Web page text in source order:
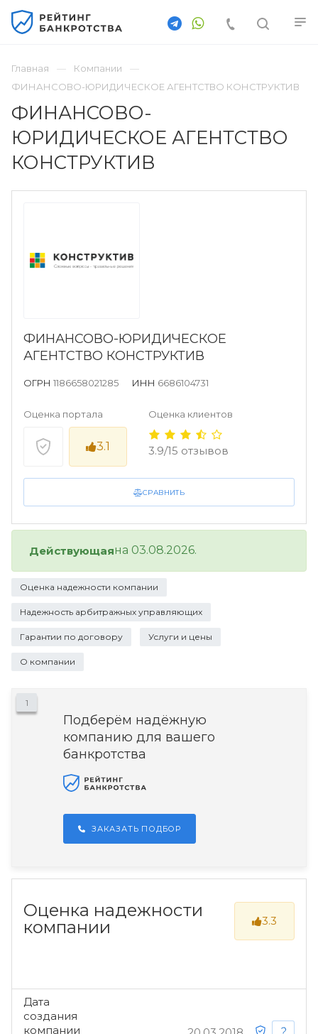
Главная
Компании
ФИНАНСОВО-ЮРИДИЧЕСКОЕ АГЕНТСТВО КОНСТРУКТИВ
ФИНАНСОВО-
ЮРИДИЧЕСКОЕ АГЕНТСТВО
КОНСТРУКТИВ
СРАВНИТЬ
ФИНАНСОВО-ЮРИДИЧЕСКОЕ
АГЕНТСТВО КОНСТРУКТИВ
ОГРН 1186658021285 ИНН 6686104731
Оценка портала
3.1
Оценка клиентов
3.9/15 отзывов
Действующаяна 03.08.2026.
Оценка надежности компании
Надежность арбитражных управляющих
Гарантии по договору Услуги и цены
О компании
1
Подберём надёжную
компанию для вашего
банкротства
ЗАКАЗАТЬ ПОДБОР
Оценка надежности
компании
3.3
Дата
создания
компании